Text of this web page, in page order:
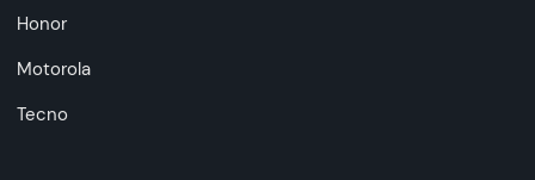
Honor
Motorola
Tecno